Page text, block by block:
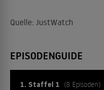
Quelle: JustWatch
EPISODENGUIDE
1. Staffel 1 (8 Episoden)